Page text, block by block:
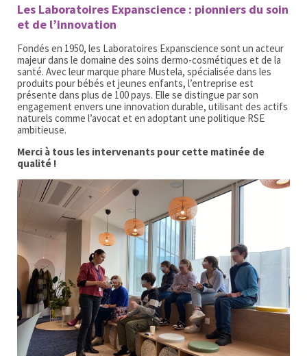
Les Laboratoires Expanscience : pionniers du soin
et de l’innovation
Fondés en 1950, les Laboratoires Expanscience sont un acteur
majeur dans le domaine des soins dermo-cosmétiques et de la
santé. Avec leur marque phare Mustela, spécialisée dans les
produits pour bébés et jeunes enfants, l’entreprise est
présente dans plus de 100 pays. Elle se distingue par son
engagement envers une innovation durable, utilisant des actifs
naturels comme l’avocat et en adoptant une politique RSE
ambitieuse.
Merci à tous les intervenants pour cette matinée de
qualité !